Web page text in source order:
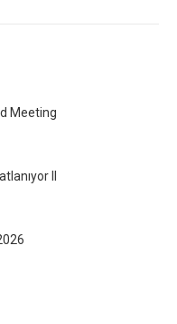
Meeting
II